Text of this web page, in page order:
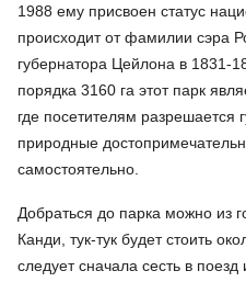
1988 ему присвоен статус
происходит от фамилии сэра
губернатора Цейлона в 1831-
порядка 3160 га этот парк
где посетителям разрешается
природные
самостоятельно.
Добраться до парка можно из
Канди, тук-тук будет стоить
следует сначала сесть в